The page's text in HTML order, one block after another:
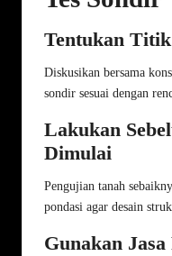
Tentukan
Diskusikan bersama
sondir sesuai dengan
Lakukan
Dimulai
Pengujian tanah
pondasi agar desain
Gunakan